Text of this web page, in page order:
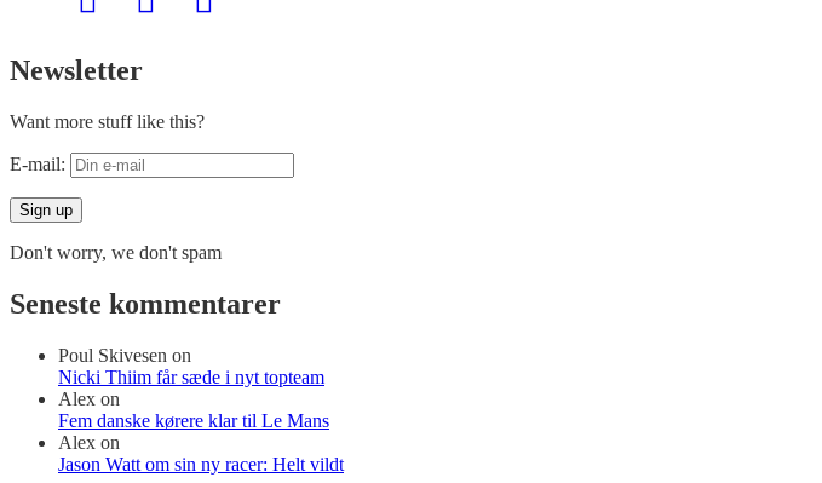
Newsletter
Want more stuff like this?
E-mail:
Don't worry, we don't spam
Seneste kommentarer
Poul Skivesen on
Nicki Thiim får sæde i nyt topteam
Alex on
Fem danske kørere klar til Le Mans
Alex on
Jason Watt om sin ny racer: Helt vildt